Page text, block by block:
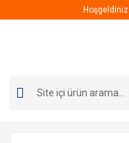
Hoşgeldiniz